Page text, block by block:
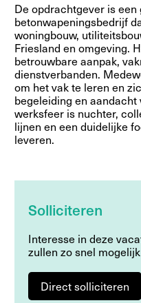
De opdrachtgever is
betonwapeningsbedrijf
woningbouw,
Friesland en omgeving.
betrouwbare aanpak,
dienstverbanden.
om het vak te leren en
begeleiding en
werksfeer is nuchter,
lijnen en een duidelijke
leveren.
Solliciteren
Interesse in deze
zullen zo snel
Direct solliciteren